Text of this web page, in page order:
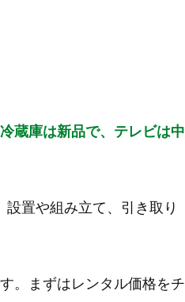
蔵庫は新品で、テレビは中
設置や組み立て、引き取り
。まずはレンタル価格をチ